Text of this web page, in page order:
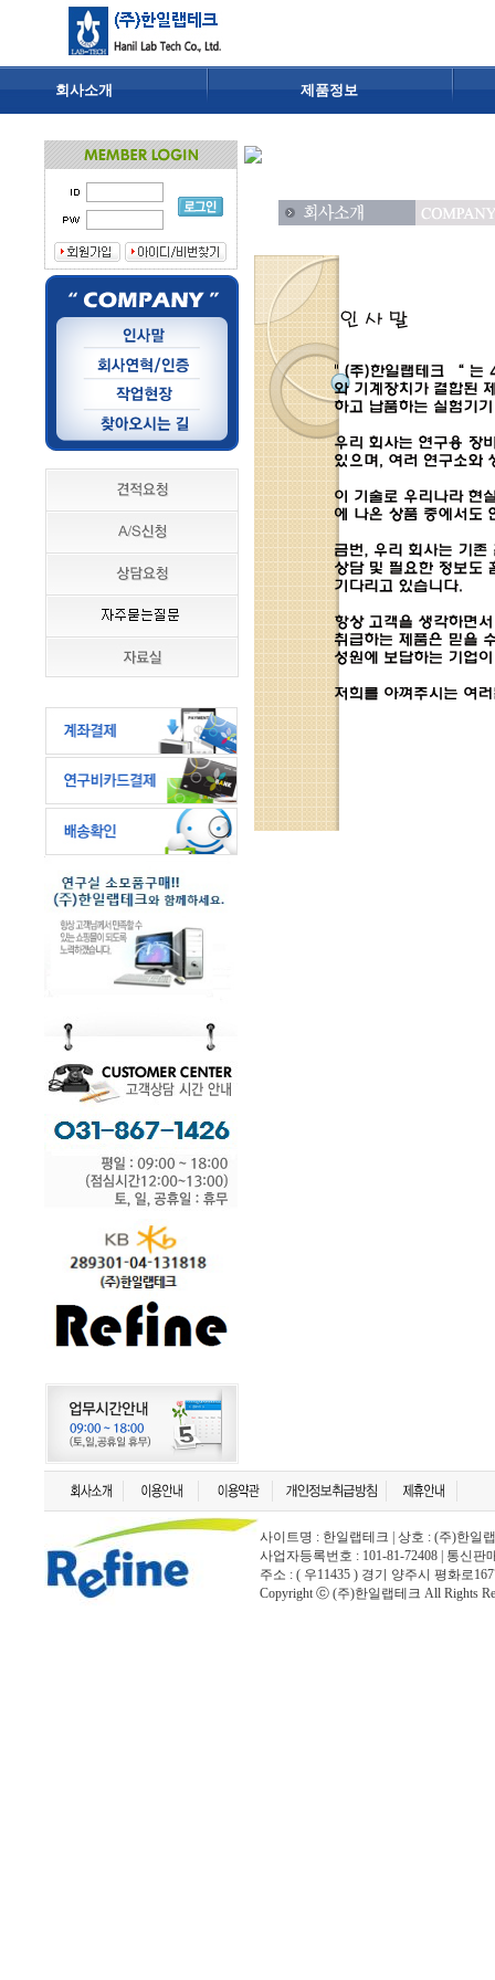
회사소개 제품정보
사이트명 : 한일랩테크 | 상호 : (주)한일
사업자등록번호 : 101-81-72408 | 통신
주소 : ( 우11435 ) 경기 양주시 평화로
Copyright ⓒ (주)한일랩테크 All Rights